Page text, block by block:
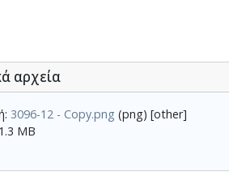
αρχεία
3096-12 - Copy.png (png) [other]
MB